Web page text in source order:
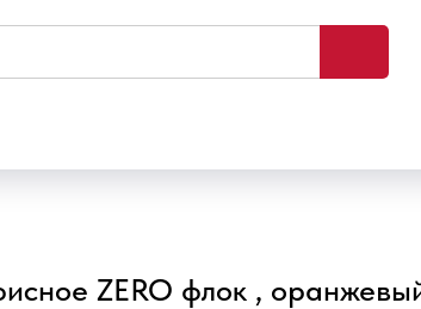
ZERO флок ,